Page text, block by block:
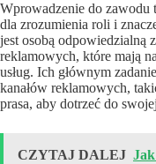
Wprowadzenie do zawodu
dla zrozumienia roli i
jest osobą odpowiedzialną
reklamowych, które mają
usług. Ich głównym
kanałów reklamowych,
prasa, aby dotrzeć do
CZYTAJ DALEJ